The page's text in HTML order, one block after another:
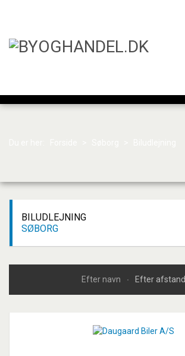
BILUDLEJNING
SØBORG
Efter navn Efter afstand